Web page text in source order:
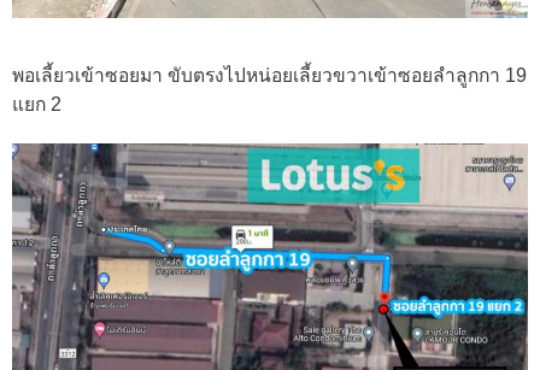
พอเลี้ยวเข้าซอยมา ขับตรงไปหน่อยเลี้ยวขวาเข้าซอยลำลูกกา 19
แยก 2